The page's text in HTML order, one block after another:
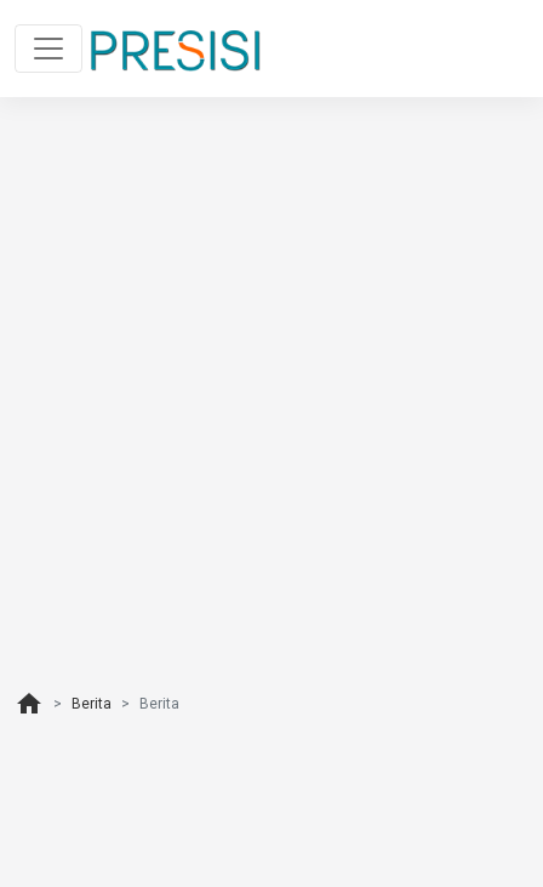
home Berita Berita